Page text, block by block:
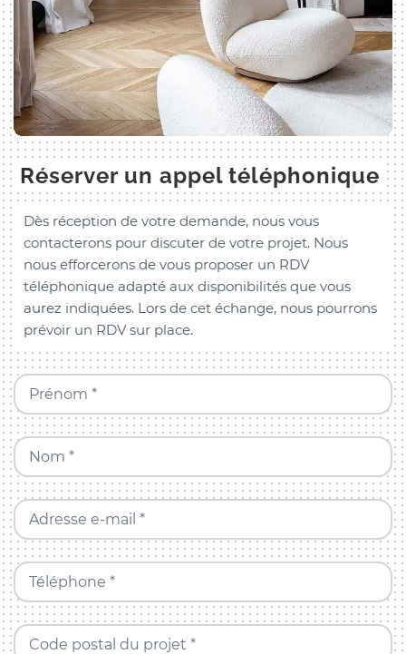
Réserver un appel téléphonique
Dès réception de votre demande, nous vous
contacterons pour discuter de votre projet. Nous
nous efforcerons de vous proposer un RDV
téléphonique adapté aux disponibilités que vous
aurez indiquées. Lors de cet échange, nous pourrons
prévoir un RDV sur place.
Prénom *
Nom *
Adresse e-mail *
Téléphone *
Code postal du projet *